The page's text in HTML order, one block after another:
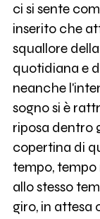
ci si sente
inserito che
squallore
quotidiana e
neanche
sogno si è
riposa dentro
copertina di
tempo, tempo
allo stesso
giro, in attesa